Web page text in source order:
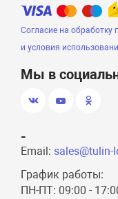
Согласие на
и условия
Мы в
-
Email: sales@tulin-
График работы:
ПН-ПТ: 09:00 -